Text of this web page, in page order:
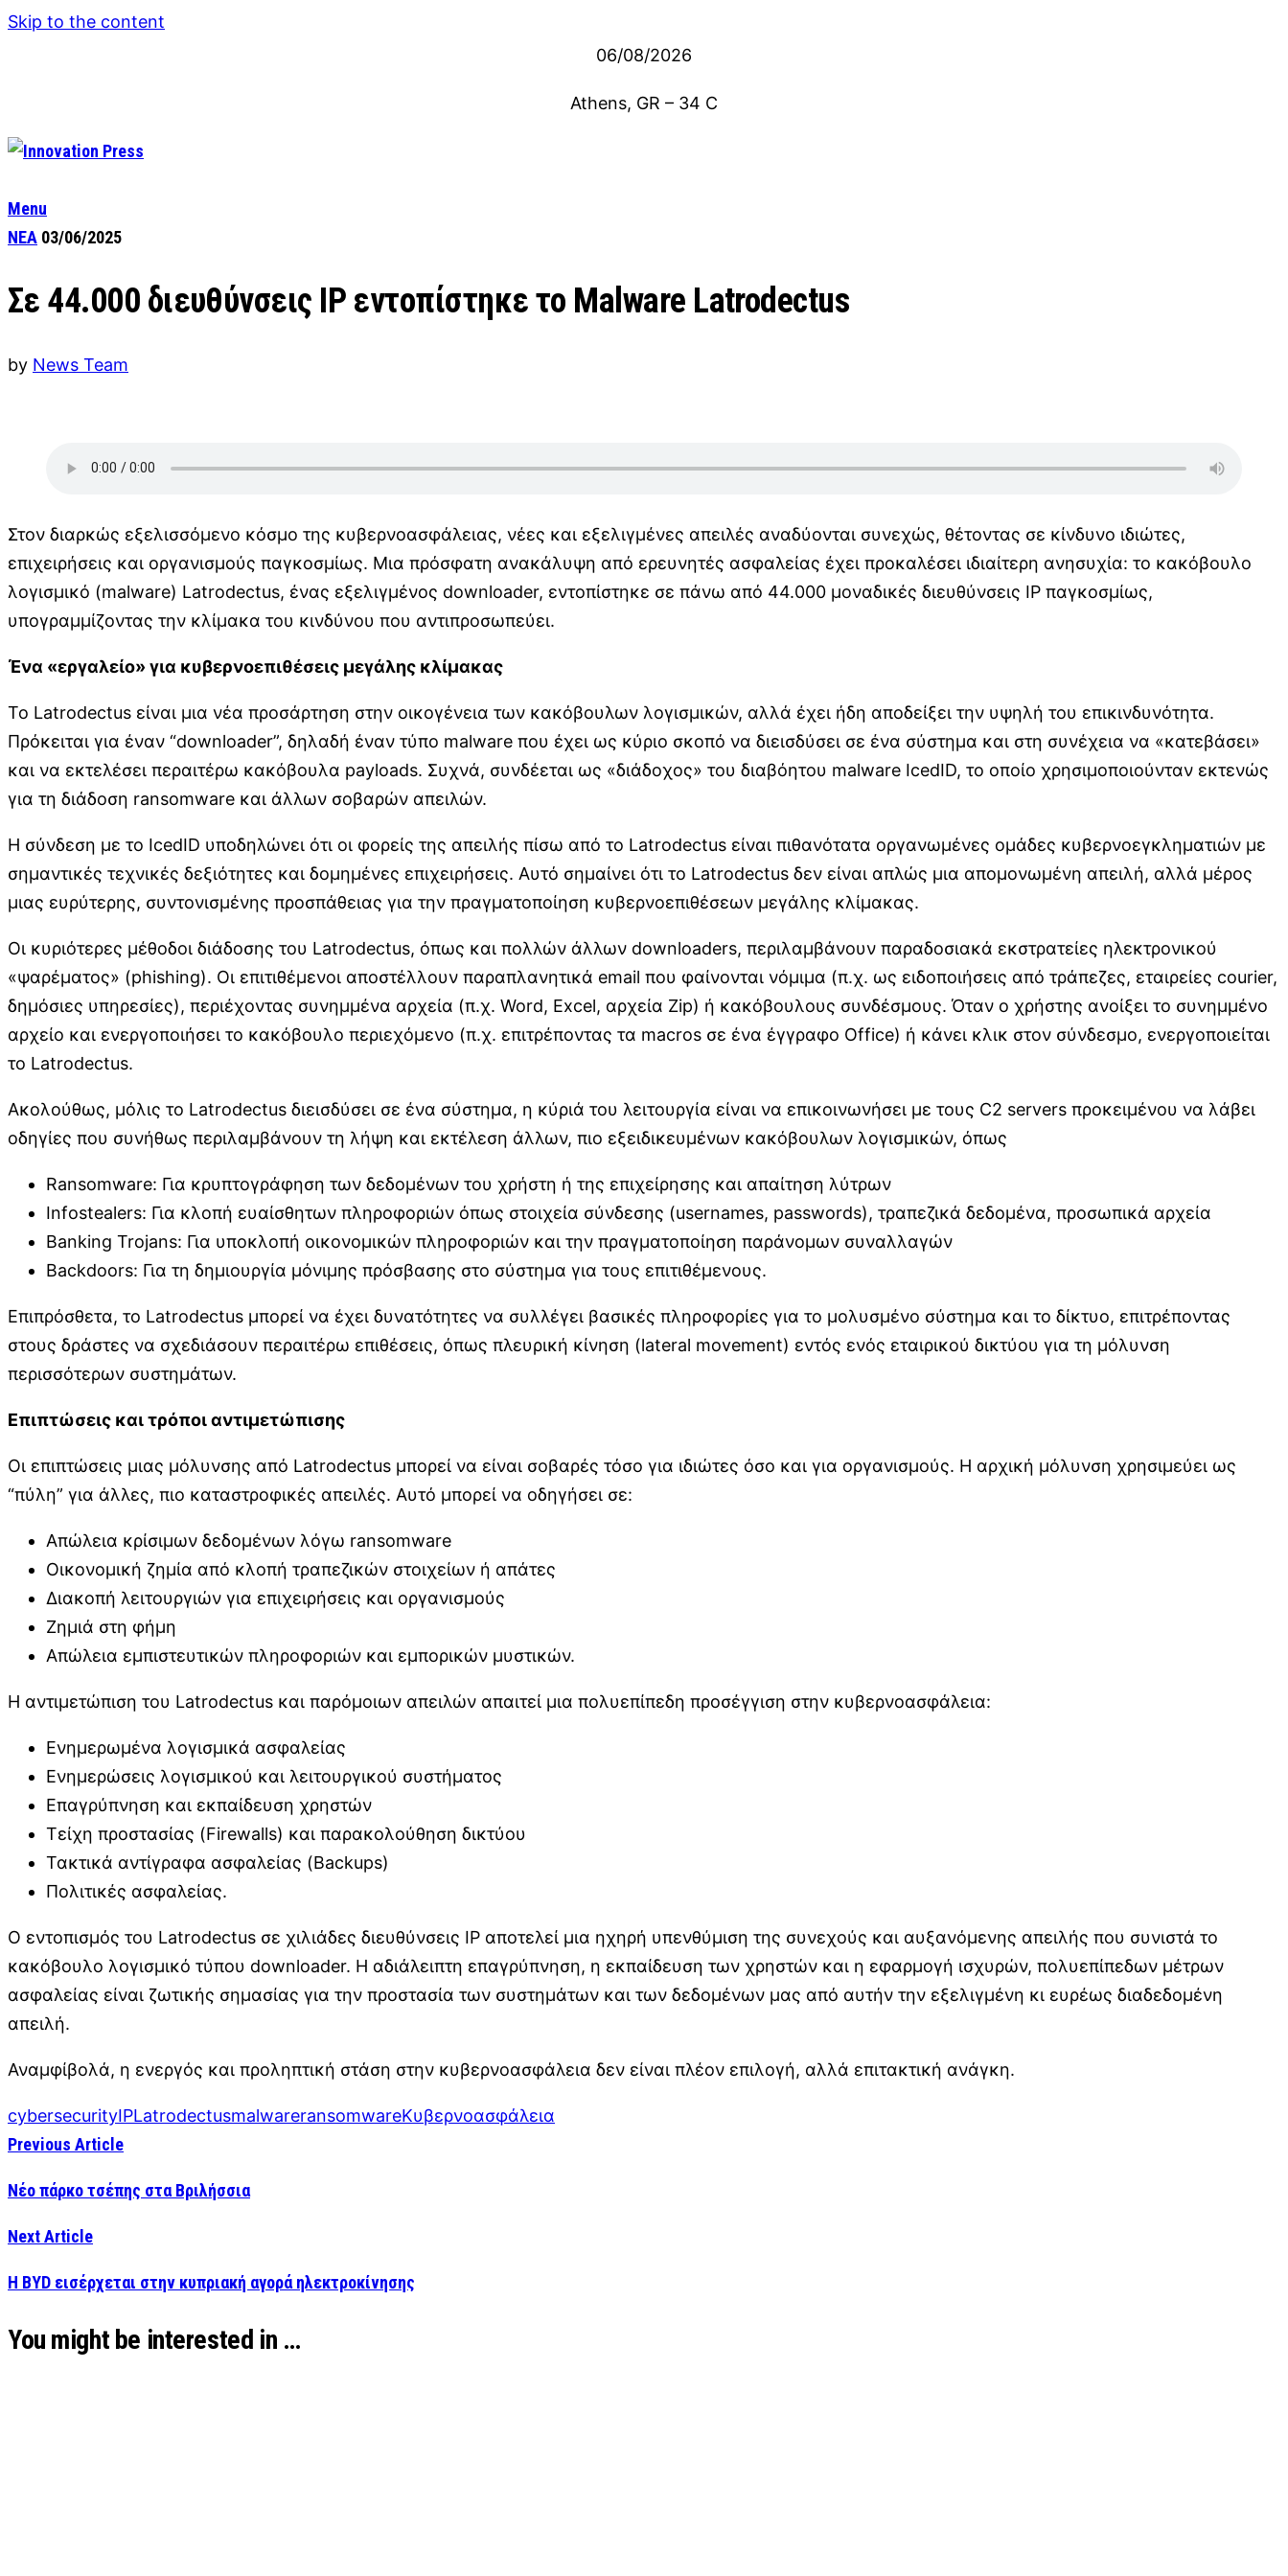
Skip to the content
06/08/2026
Athens, GR – 34 C
Menu
ΝΕΑ 03/06/2025
Σε 44.000 διευθύνσεις IP εντοπίστηκε το Malware Latrodectus
by News Team
Στον διαρκώς εξελισσόμενο κόσμο της κυβερνοασφάλειας, νέες και εξελιγμένες απειλές αναδύονται συνεχώς, θέτοντας σε κίνδυνο ιδιώτες,
επιχειρήσεις και οργανισμούς παγκοσμίως. Μια πρόσφατη ανακάλυψη από ερευνητές ασφαλείας έχει προκαλέσει ιδιαίτερη ανησυχία: το κακόβουλο
λογισμικό (malware) Latrodectus, ένας εξελιγμένος downloader, εντοπίστηκε σε πάνω από 44.000 μοναδικές διευθύνσεις IP παγκοσμίως,
υπογραμμίζοντας την κλίμακα του κινδύνου που αντιπροσωπεύει.
Ένα «εργαλείο» για κυβερνοεπιθέσεις μεγάλης κλίμακας
Το Latrodectus είναι μια νέα προσάρτηση στην οικογένεια των κακόβουλων λογισμικών, αλλά έχει ήδη αποδείξει την υψηλή του επικινδυνότητα.
Πρόκειται για έναν “downloader”, δηλαδή έναν τύπο malware που έχει ως κύριο σκοπό να διεισδύσει σε ένα σύστημα και στη συνέχεια να «κατεβάσει»
και να εκτελέσει περαιτέρω κακόβουλα payloads. Συχνά, συνδέεται ως «διάδοχος» του διαβόητου malware IcedID, το οποίο χρησιμοποιούνταν εκτενώς
για τη διάδοση ransomware και άλλων σοβαρών απειλών.
Η σύνδεση με το IcedID υποδηλώνει ότι οι φορείς της απειλής πίσω από το Latrodectus είναι πιθανότατα οργανωμένες ομάδες κυβερνοεγκληματιών με
σημαντικές τεχνικές δεξιότητες και δομημένες επιχειρήσεις. Αυτό σημαίνει ότι το Latrodectus δεν είναι απλώς μια απομονωμένη απειλή, αλλά μέρος
μιας ευρύτερης, συντονισμένης προσπάθειας για την πραγματοποίηση κυβερνοεπιθέσεων μεγάλης κλίμακας.
Οι κυριότερες μέθοδοι διάδοσης του Latrodectus, όπως και πολλών άλλων downloaders, περιλαμβάνουν παραδοσιακά εκστρατείες ηλεκτρονικού
«ψαρέματος» (phishing). Οι επιτιθέμενοι αποστέλλουν παραπλανητικά email που φαίνονται νόμιμα (π.χ. ως ειδοποιήσεις από τράπεζες, εταιρείες courier,
δημόσιες υπηρεσίες), περιέχοντας συνημμένα αρχεία (π.χ. Word, Excel, αρχεία Zip) ή κακόβουλους συνδέσμους. Όταν ο χρήστης ανοίξει το συνημμένο
αρχείο και ενεργοποιήσει το κακόβουλο περιεχόμενο (π.χ. επιτρέποντας τα macros σε ένα έγγραφο Office) ή κάνει κλικ στον σύνδεσμο, ενεργοποιείται
το Latrodectus.
Ακολούθως, μόλις το Latrodectus διεισδύσει σε ένα σύστημα, η κύριά του λειτουργία είναι να επικοινωνήσει με τους C2 servers προκειμένου να λάβει
οδηγίες που συνήθως περιλαμβάνουν τη λήψη και εκτέλεση άλλων, πιο εξειδικευμένων κακόβουλων λογισμικών, όπως
Ransomware: Για κρυπτογράφηση των δεδομένων του χρήστη ή της επιχείρησης και απαίτηση λύτρων
Infostealers: Για κλοπή ευαίσθητων πληροφοριών όπως στοιχεία σύνδεσης (usernames, passwords), τραπεζικά δεδομένα, προσωπικά αρχεία
Banking Trojans: Για υποκλοπή οικονομικών πληροφοριών και την πραγματοποίηση παράνομων συναλλαγών
Backdoors: Για τη δημιουργία μόνιμης πρόσβασης στο σύστημα για τους επιτιθέμενους.
Επιπρόσθετα, το Latrodectus μπορεί να έχει δυνατότητες να συλλέγει βασικές πληροφορίες για το μολυσμένο σύστημα και το δίκτυο, επιτρέποντας
στους δράστες να σχεδιάσουν περαιτέρω επιθέσεις, όπως πλευρική κίνηση (lateral movement) εντός ενός εταιρικού δικτύου για τη μόλυνση
περισσότερων συστημάτων.
Επιπτώσεις και τρόποι αντιμετώπισης
Οι επιπτώσεις μιας μόλυνσης από Latrodectus μπορεί να είναι σοβαρές τόσο για ιδιώτες όσο και για οργανισμούς. Η αρχική μόλυνση χρησιμεύει ως
“πύλη” για άλλες, πιο καταστροφικές απειλές. Αυτό μπορεί να οδηγήσει σε:
Απώλεια κρίσιμων δεδομένων λόγω ransomware
Οικονομική ζημία από κλοπή τραπεζικών στοιχείων ή απάτες
Διακοπή λειτουργιών για επιχειρήσεις και οργανισμούς
Ζημιά στη φήμη
Απώλεια εμπιστευτικών πληροφοριών και εμπορικών μυστικών.
Η αντιμετώπιση του Latrodectus και παρόμοιων απειλών απαιτεί μια πολυεπίπεδη προσέγγιση στην κυβερνοασφάλεια:
Ενημερωμένα λογισμικά ασφαλείας
Ενημερώσεις λογισμικού και λειτουργικού συστήματος
Επαγρύπνηση και εκπαίδευση χρηστών
Τείχη προστασίας (Firewalls) και παρακολούθηση δικτύου
Τακτικά αντίγραφα ασφαλείας (Backups)
Πολιτικές ασφαλείας.
Ο εντοπισμός του Latrodectus σε χιλιάδες διευθύνσεις IP αποτελεί μια ηχηρή υπενθύμιση της συνεχούς και αυξανόμενης απειλής που συνιστά το
κακόβουλο λογισμικό τύπου downloader. Η αδιάλειπτη επαγρύπνηση, η εκπαίδευση των χρηστών και η εφαρμογή ισχυρών, πολυεπίπεδων μέτρων
ασφαλείας είναι ζωτικής σημασίας για την προστασία των συστημάτων και των δεδομένων μας από αυτήν την εξελιγμένη κι ευρέως διαδεδομένη
απειλή.
Αναμφίβολά, η ενεργός και προληπτική στάση στην κυβερνοασφάλεια δεν είναι πλέον επιλογή, αλλά επιτακτική ανάγκη.
cybersecurityIPLatrodectusmalwareransomwareΚυβερνοασφάλεια
Previous Article
Νέο πάρκο τσέπης στα Βριλήσσια
Next Article
Η BYD εισέρχεται στην κυπριακή αγορά ηλεκτροκίνησης
You might be interested in …